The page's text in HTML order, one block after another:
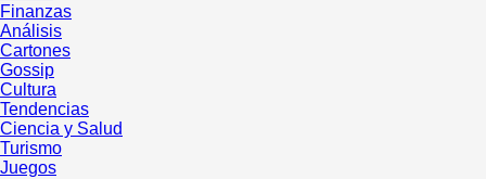
Finanzas
Análisis
Cartones
Gossip
Cultura
Tendencias
Ciencia y Salud
Turismo
Juegos